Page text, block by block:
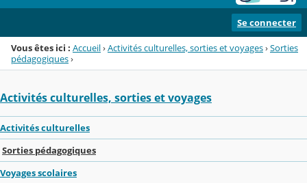
Se connecter
Vous êtes ici : Accueil›Activités culturelles, sorties et voyages›Sorties
pédagogiques›
Activités culturelles, sorties et voyages
Activités culturelles
Sorties pédagogiques
Voyages scolaires